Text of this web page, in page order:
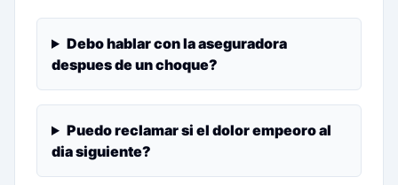
Debo hablar con la aseguradora
despues de un choque?
Puedo reclamar si el dolor empeoro al
dia siguiente?